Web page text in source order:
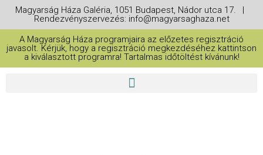
Magyarság Háza Galéria, 1051 Budapest, Nádor utca 17. |
Rendezvényszervezés: info@magyarsaghaza.net
A Magyarság Háza programjaira az előzetes regisztráció
javasolt. Kérjük, hogy a regisztráció megkezdéséhez kattintson
a kiválasztott programra! Tartalmas időtöltést kívánunk!